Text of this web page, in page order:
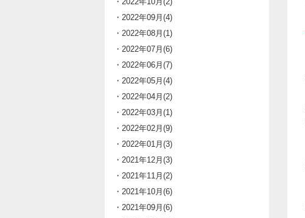
・2022年09月(4)
・2022年08月(1)
・2022年07月(6)
・2022年06月(7)
・2022年05月(4)
・2022年04月(2)
・2022年03月(1)
・2022年02月(9)
・2022年01月(3)
・2021年12月(3)
・2021年11月(2)
・2021年10月(6)
・2021年09月(6)